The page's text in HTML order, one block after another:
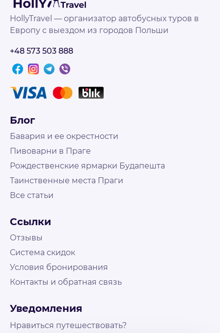
Свяжитесь с нами и наш менеджер поможет
подобрать путешествие
На связи Пн. - Пт. | 10:00 - 18:00, выходные и
Контакты
+48 573 503 888
booking@holly-travel.pl
Мессенджеры
HollyTravel — организатор автобусных туров в
Европу с выездом из городов Польши
+48 573 503 888
Блог
Бавария и ее окрестности
Пивоварни в Праге
Рождественские ярмарки Будапешта
Таинственные места Праги
Все статьи
Ссылки
Отзывы
Система скидок
Условия бронирования
Контакты и обратная связь
Уведомления
Нравиться путешествовать?